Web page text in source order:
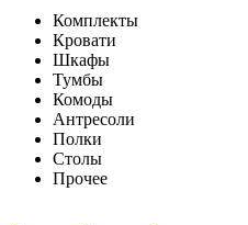
Комплекты
Кровати
Шкафы
Тумбы
Комоды
Антресоли
Полки
Столы
Прочее